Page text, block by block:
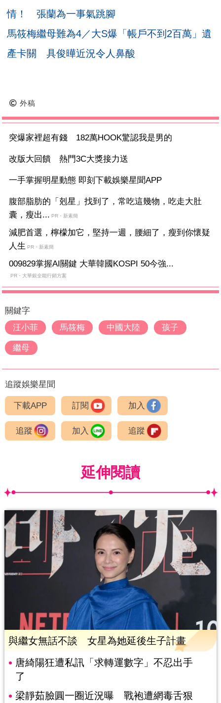
情！ 張蘭為一事氣跳腳
馬筱梅繼母難為4／大S爆「帳戶不到2百萬」遺
產卡關 具俊曄近況令人鼻酸
外稿
突爆家裡超有錢 182萬HOOK驚認我是男的
改版大回饋 熱門3C大獎接力送
一手掌握明星動態 即刻下載娛樂星聞APP
腹部脂肪的「剋星」找到了，常吃這幾物，吃走大肚
囊，瘦出... PR・新素簡
減肥首選，檸檬加它，堅持一週，腰細了，瘦到你懷疑
人生 PR・新素簡
009829掌握AI關鍵 大華韓國KOSPI 50今強...
PR・大華銀全能行銷方案
關鍵字
汪小菲
馬筱梅 中國大陸 孩子
繼母
追蹤娛樂星聞
下載APP 訂閱 加入
追蹤 加入 追蹤
延伸閱讀
與繼女無話不談 女星為她延後生子計畫
唐綺陽狂遭私訊「求轉運數字」不忍出手
了
梁靜茹臉圓一圈近況曝 戰袍遭網毒舌狠